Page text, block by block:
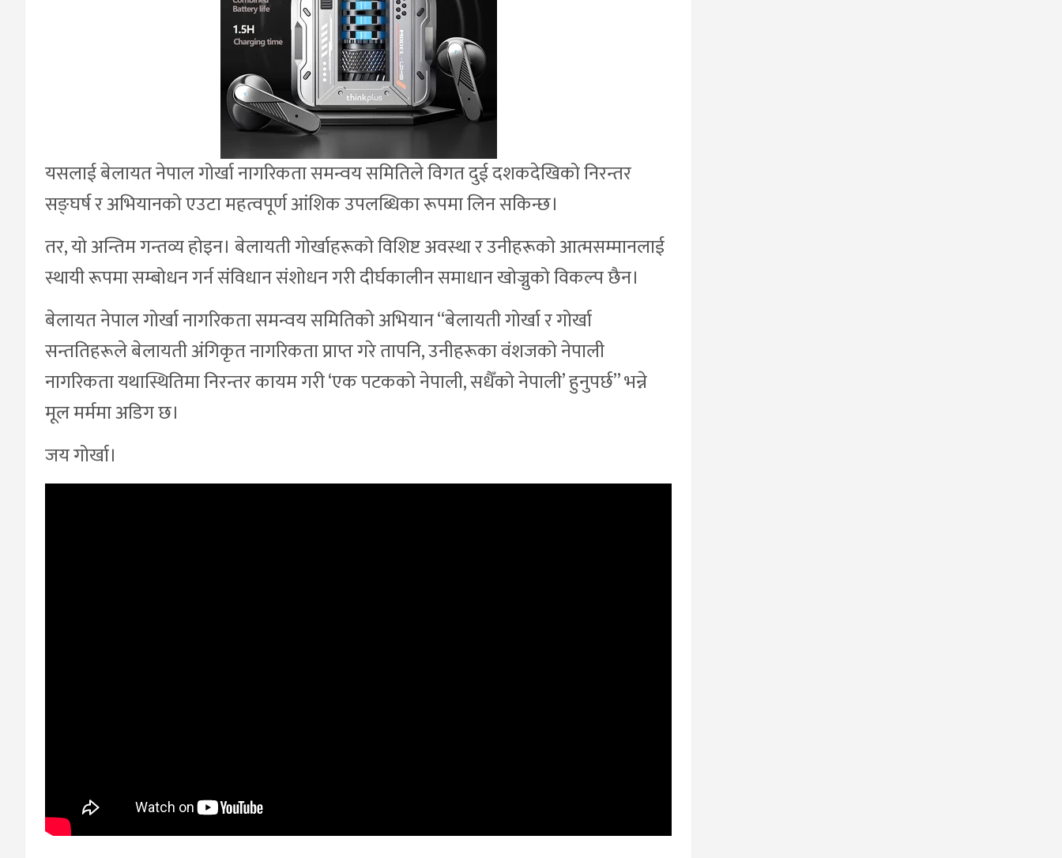
यसलाई बेलायत नेपाल गोर्खा नागरिकता समन्वय समितिले विगत दुई दशकदेखिको निरन्तर
सङ्घर्ष र अभियानको एउटा महत्वपूर्ण आंशिक उपलब्धिका रूपमा लिन सकिन्छ।
तर, यो अन्तिम गन्तव्य होइन। बेलायती गोर्खाहरूको विशिष्ट अवस्था र उनीहरूको आत्मसम्मानलाई
स्थायी रूपमा सम्बोधन गर्न संविधान संशोधन गरी दीर्घकालीन समाधान खोज्नुको विकल्प छैन।
बेलायत नेपाल गोर्खा नागरिकता समन्वय समितिको अभियान “बेलायती गोर्खा र गोर्खा
सन्ततिहरूले बेलायती अंगिकृत नागरिकता प्राप्त गरे तापनि, उनीहरूका वंशजको नेपाली
नागरिकता यथास्थितिमा निरन्तर कायम गरी ‘एक पटकको नेपाली, सधैँको नेपाली’ हुनुपर्छ” भन्ने
मूल मर्ममा अडिग छ।
जय गोर्खा।